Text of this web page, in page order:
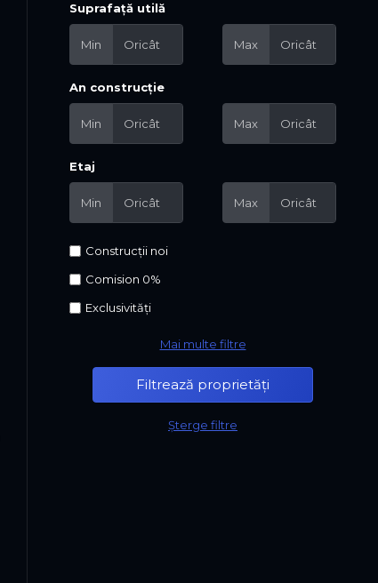
Suprafață utilă
Min Max
An construcție
Min Max
Etaj
Min Max
Construcții noi
Comision 0%
Exclusivități
Mai multe filtre
Șterge filtre